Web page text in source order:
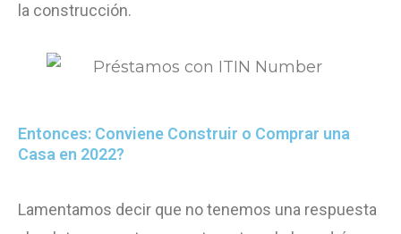
la construcción.
Entonces: Conviene Construir o Comprar una
Casa en 2022?
Lamentamos decir que no tenemos una respuesta